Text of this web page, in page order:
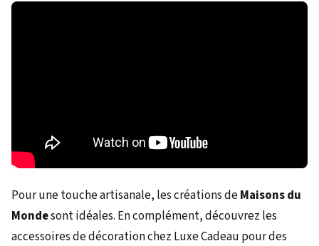
Pour une touche artisanale, les créations deMaisons du
Mondesont idéales. En complément, découvrez les
accessoires de décoration chez Luxe Cadeau pour des